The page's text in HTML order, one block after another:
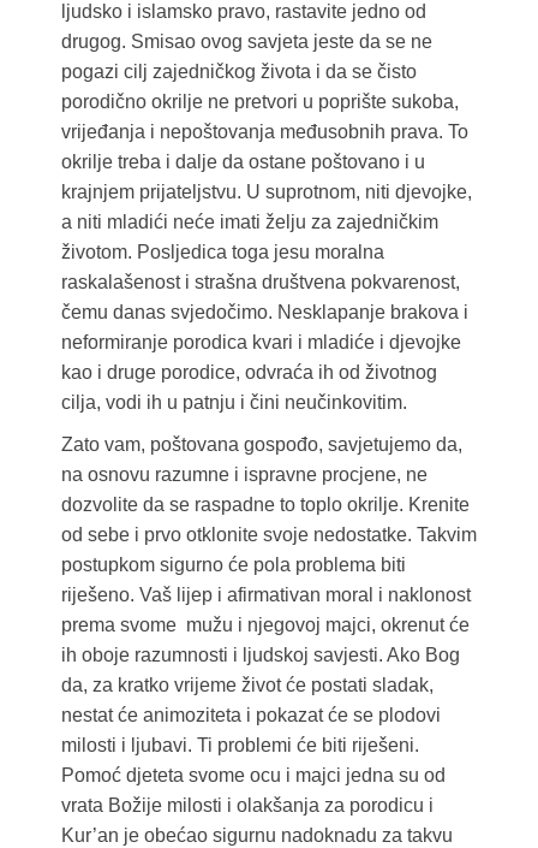
ljudsko i islamsko pravo, rastavite jedno od
drugog. Smisao ovog savjeta jeste da se ne
pogazi cilj zajedničkog života i da se čisto
porodično okrilje ne pretvori u poprište sukoba,
vrijeđanja i nepoštovanja međusobnih prava. To
okrilje treba i dalje da ostane poštovano i u
krajnjem prijateljstvu. U suprotnom, niti djevojke,
a niti mladići neće imati želju za zajedničkim
životom. Posljedica toga jesu moralna
raskalašenost i strašna društvena pokvarenost,
čemu danas svjedočimo. Nesklapanje brakova i
neformiranje porodica kvari i mladiće i djevojke
kao i druge porodice, odvraća ih od životnog
cilja, vodi ih u patnju i čini neučinkovitim.
Zato vam, poštovana gospođo, savjetujemo da,
na osnovu razumne i ispravne procjene, ne
dozvolite da se raspadne to toplo okrilje. Krenite
od sebe i prvo otklonite svoje nedostatke. Takvim
postupkom sigurno će pola problema biti
riješeno. Vaš lijep i afirmativan moral i naklonost
prema svome mužu i njegovoj majci, okrenut će
ih oboje razumnosti i ljudskoj savjesti. Ako Bog
da, za kratko vrijeme život će postati sladak,
nestat će animoziteta i pokazat će se plodovi
milosti i ljubavi. Ti problemi će biti riješeni.
Pomoć djeteta svome ocu i majci jedna su od
vrata Božije milosti i olakšanja za porodicu i
Kur’an je obećao sigurnu nadoknadu za takvu